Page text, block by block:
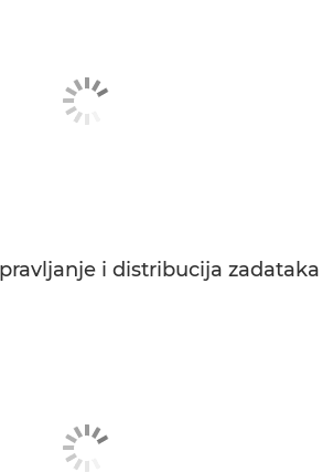
i distribucija zadataka